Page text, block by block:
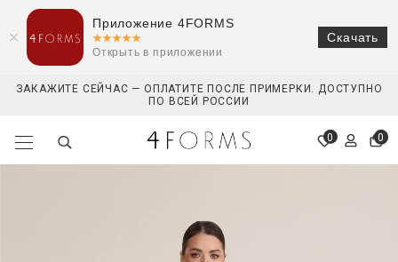
ЗАКАЖИТЕ СЕЙЧАС — ОПЛАТИТЕ ПОСЛЕ ПРИМЕРКИ. ДОСТУПНО
ПО ВСЕЙ РОССИИ
0 0
Приложение 4FORMS
Открыть в приложении
Скачать